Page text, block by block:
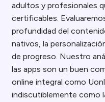
adultos y profesionales
certificables.
profundidad del
nativos, la
de progreso. Nuestro
las apps son un buen
online integral como
indiscutiblemente como